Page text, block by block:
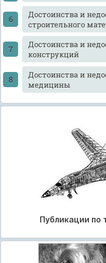
Достоинства и
строительного
Достоинства и
конструкций
Достоинства и
медицины
Публикации по